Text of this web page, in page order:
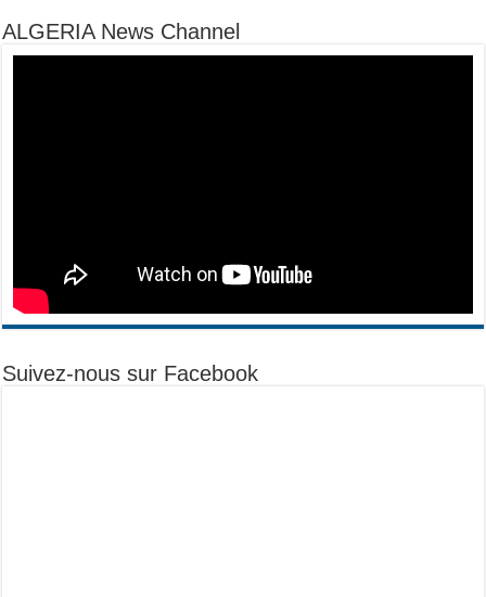
ALGERIA News Channel
Suivez-nous sur Facebook